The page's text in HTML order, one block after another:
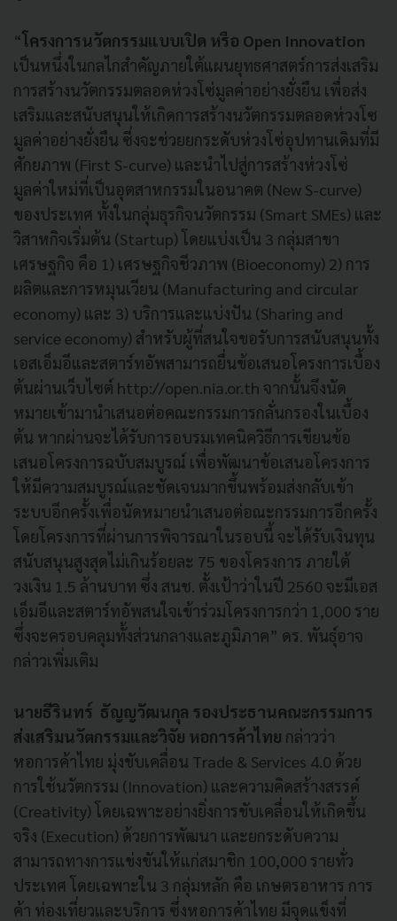
“โครงการนวัตกรรมแบบเปิด หรือ Open Innovation
เป็นหนึ่งในกลไกสำคัญภายใต้แผนยุทธศาสตร์การส่งเสริม
การสร้างนวัตกรรมตลอดห่วงโซ่มูลค่าอย่างยั่งยืน เพื่อส่ง
เสริมและสนับสนุนให้เกิดการสร้างนวัตกรรมตลอดห่วงโซ
มูลค่าอย่างยั่งยืน ซี่งจะช่วยยกระดับห่วงโซ่อุปทานเดิมที่มี
ศักยภาพ (First S-curve) และนำไปสู่การสร้างห่วงโซ่
มูลค่าใหม่ที่เป็นอุตสาหกรรมในอนาคต (New S-curve)
ของประเทศ ทั้งในกลุ่มธุรกิจนวัตกรรม (Smart SMEs) และ
วิสาหกิจเริ่มต้น (Startup) โดยแบ่งเป็น 3 กลุ่มสาขา
เศรษฐกิจ คือ 1) เศรษฐกิจชีวภาพ (Bioeconomy) 2) การ
ผลิตและการหมุนเวียน (Manufacturing and circular
economy) และ 3) บริการและแบ่งปัน (Sharing and
service economy) สำหรับผู้ที่สนใจขอรับการสนับสนุนทั้ง
เอสเอ็มอีและสตาร์ทอัพสามารถยื่นข้อเสนอโครงการเบื้อง
ต้นผ่านเว็บไซต์ http://open.nia.or.th จากนั้นจึงนัด
หมายเข้ามานำเสนอต่อคณะกรรมการกลั่นกรองในเบื้อง
ต้น หากผ่านจะได้รับการอบรมเทคนิควิธีการเขียนข้อ
เสนอโครงการฉบับสมบูรณ์ เพื่อพัฒนาข้อเสนอโครงการ
ให้มีความสมบูรณ์และชัดเจนมากขึ้นพร้อมส่งกลับเข้า
ระบบอีกครั้งเพื่อนัดหมายนำเสนอต่อณะกรรมการอีกครั้ง
โดยโครงการที่ผ่านการพิจารณาในรอบนี้ จะได้รับเงินทุน
สนับสนุนสูงสุดไม่เกินร้อยละ 75 ของโครงการ ภายใต้
วงเงิน 1.5 ล้านบาท ซึ่ง สนช. ตั้งเป้าว่าในปี 2560 จะมีเอส
เอ็มอีและสตาร์ทอัพสนใจเข้าร่วมโครงการกว่า 1,000 ราย
ซึ่งจะครอบคลุมทั้งส่วนกลางและภูมิภาค” ดร. พันธุ์อาจ
กล่าวเพิ่มเติม
นายธีรินทร์ ธัญญวัฒนกุล รองประธานคณะกรรมการ
ส่งเสริมนวัตกรรมและวิจัย หอการค้าไทย กล่าวว่า
หอการค้าไทย มุ่งขับเคลื่อน Trade & Services 4.0 ด้วย
การใช้นวัตกรรม (Innovation) และความคิดสร้างสรรค์
(Creativity) โดยเฉพาะอย่างยิ่งการขับเคลื่อนให้เกิดขึ้น
จริง (Execution) ด้วยการพัฒนา และยกระดับความ
สามารถทางการแข่งขันให้แก่สมาชิก 100,000 รายทั่ว
ประเทศ โดยเฉพาะใน 3 กลุ่มหลัก คือ เกษตรอาหาร การ
ค้า ท่องเที่ยวและบริการ ซึ่งหอการค้าไทย มีจุดแข็งที่